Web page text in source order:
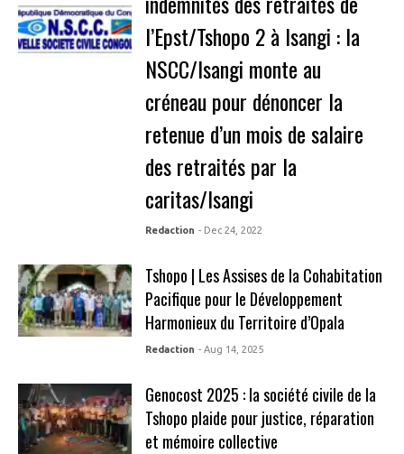
l’Epst/Tshopo 2 à Isangi : la
NSCC/Isangi monte au
créneau pour dénoncer la
retenue d’un mois de salaire
des retraités par la
caritas/Isangi
Redaction - Dec 24, 2022
Tshopo | Les Assises de la Cohabitation
Pacifique pour le Développement
Harmonieux du Territoire d’Opala
Redaction - Aug 14, 2025
Genocost 2025 : la société civile de la
Tshopo plaide pour justice, réparation
et mémoire collective